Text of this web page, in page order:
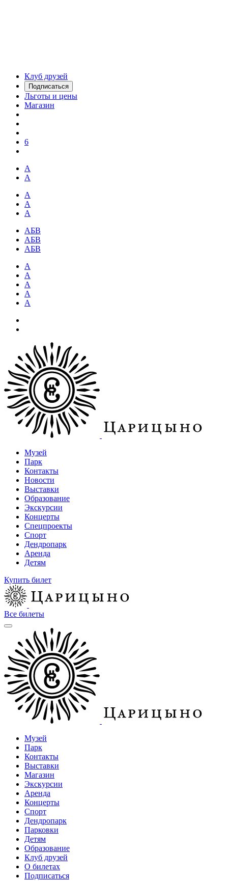
Клуб друзей
Подписаться
Льготы и цены
Магазин
6
А
А
А
А
А
АБВ
АБВ
АБВ
А
А
А
А
А
Музей
Парк
Контакты
Новости
Выставки
Образование
Экскурсии
Концерты
Спецпроекты
Спорт
Дендропарк
Аренда
Детям
Купить билет
Все билеты
Музей
Парк
Контакты
Выставки
Магазин
Экскурсии
Аренда
Концерты
Спорт
Дендропарк
Парковки
Детям
Образование
Клуб друзей
О билетах
Подписаться